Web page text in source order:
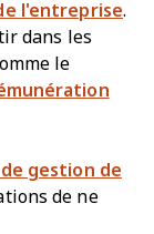
l'entreprise.
dans les
le
gestion de
de ne